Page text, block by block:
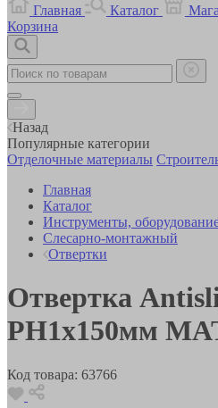
Главная
Каталог
Корзина
Назад
Популярные категории
Отделочные материалы
Главная
Каталог
Инструменты,
Слесарно-монтажный
Отвертки
Отвертка
РН1х150мм
Код товара: 63766